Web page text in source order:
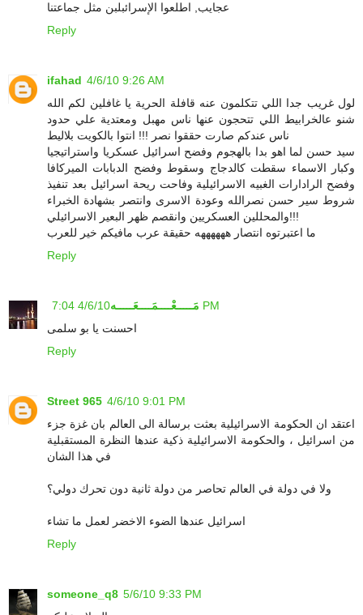
عجايب, اطلعوا الإسرائبلبن مثل جماعتنا
Reply
ifahad 4/6/10 9:26 AM
لول غريب جدا اللي تتكلمون عنه قافلة الحرية يا غافلين لكم الله
شنو عالخرابيط اللي تتحجون عنها ناس مهبل ومعتدية علي حدود
ناس عندكم صارت حققوا نصر !!! انتوا بالكويت بلاليط
سيد حسن لما اهو بدا بالهجوم وفضح اسرائيل عسكريا واستراتيجيا
وكبار الاسماء سقطت كالدجاج وسقوط وفضح الدبابات الميركافا
وفضح الرادارات الغبيه الاسرائيلية وفاحت ريحة اسرائيل بعد تنفيذ
شروط سير حسن نصرالله وعودة الاسرى وانتصر بشهادة الخبراء
والمحللين العسكريين وانقصم ظهر البعير الاسرائيلي!!!
ما اعتبرتوه انتصار ههههههه حقيقة عرب مافيكم خير للعرب
Reply
مَـــــعْــــمَــــعَـــــه 4/6/10 7:04 PM
احسنت يا بو سلمى
Reply
Street 965 4/6/10 9:01 PM
اعتقد ان الحكومة الاسرائيلية بعثت برسالة الى العالم بان غزة جزء
من اسرائيل ، والحكومة الاسرائيلية ذكية عندها النظرة المستقبلية
في هذا الشان
ولا في دولة في العالم تحاصر من دولة ثانية دون تحرك دولي؟
اسرائيل عندها الضوء الاخضر لعمل ما تشاء
Reply
someone_q8 5/6/10 9:33 PM